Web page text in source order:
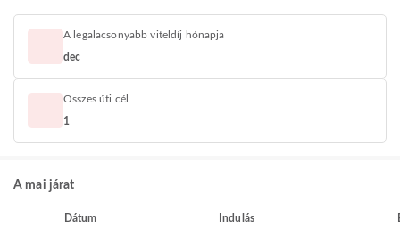
A legalacsonyabb viteldíj hónapja
dec
Összes úti cél
1
A mai járat
Dátum Indulás